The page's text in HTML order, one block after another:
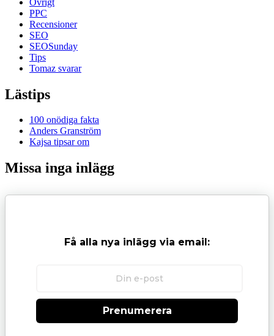
PPC
Recensioner
SEO
SEOSunday
Tips
Tomaz svarar
Lästips
100 onödiga fakta
Anders Granström
Kajsa tipsar om
Missa inga inlägg
Få alla nya inlägg via email:
Prenumerera